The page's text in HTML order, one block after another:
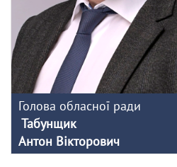
Голова обласної ради
Табунщик
Антон Вікторович